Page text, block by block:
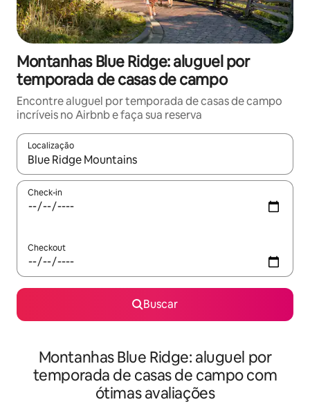
Montanhas Blue Ridge: aluguel por
temporada de casas de campo
Encontre aluguel por temporada de casas de campo
incríveis no Airbnb e faça sua reserva
Localização
Quando os resultados estiverem disponíveis, explore-os
Check-in
Checkout
Buscar
Montanhas Blue Ridge: aluguel por
temporada de casas de campo com
ótimas avaliações